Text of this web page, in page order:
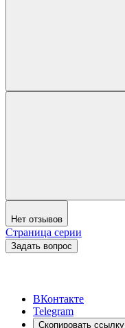
Нет отзывов
Страница серии
Задать вопрос
ВКонтакте
Telegram
Скопировать ссылку